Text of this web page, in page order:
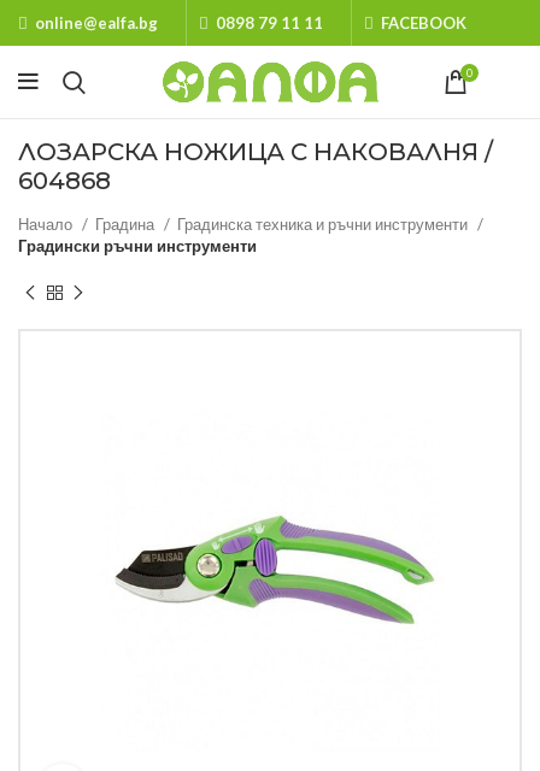
online@ealfa.bg 0898 79 11 11 FACEBOOK
0
ЛОЗАРСКА НОЖИЦА С НАКОВАЛНЯ /
604868
Начало Градина
Градинска техника и ръчни инструменти
Градински ръчни инструменти